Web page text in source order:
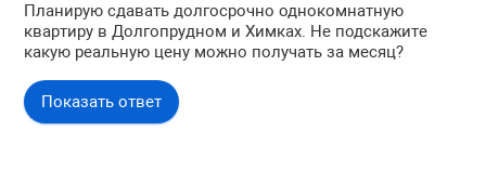
Планирую сдавать долгосрочно однокомнатную
квартиру в Долгопрудном и Химках. Не подскажите
какую реальную цену можно получать за месяц?
Показать ответ